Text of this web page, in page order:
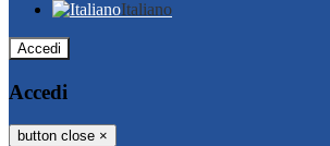
Italiano
Accedi
Accedi
button close ×